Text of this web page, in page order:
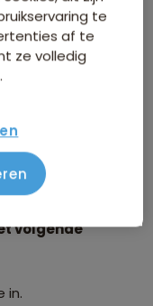
zijn?
adviseren je
te zijn voor
zeker ruim op
de incheckbalie
volgende
in.
te
af te
ze volledig